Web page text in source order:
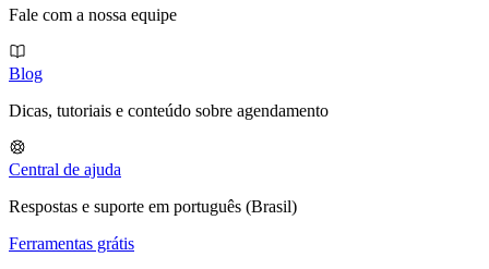
Fale com a nossa equipe
Blog
Dicas, tutoriais e conteúdo sobre agendamento
Central de ajuda
Respostas e suporte em português (Brasil)
Ferramentas grátis